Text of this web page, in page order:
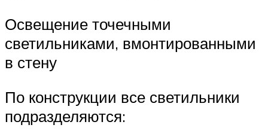
Освещение точечными
светильниками, вмонтированными
в стену
По конструкции все светильники
подразделяются: